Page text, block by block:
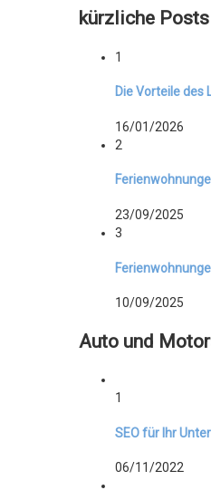
kürzliche Posts
1
Die Vorteile des
16/01/2026
2
23/09/2025
3
10/09/2025
Auto und
1
SEO für Ihr
06/11/2022